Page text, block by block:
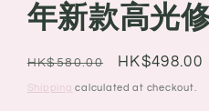
年新款高光
Regular
price
HK$580.00
Sale
price
HK$498.00
Shipping calculated at checkout.